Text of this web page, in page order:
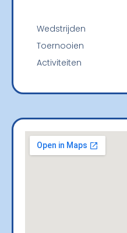
Wedstrijden
Toernooien
Activiteiten